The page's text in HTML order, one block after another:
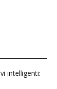
intelligenti: